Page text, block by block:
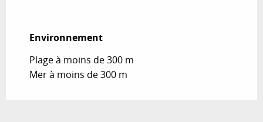
Environnement
Environnement
Plage à moins de 300 m
Mer à moins de 300 m